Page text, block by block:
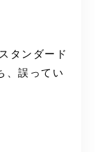
タンダード
、誤ってい